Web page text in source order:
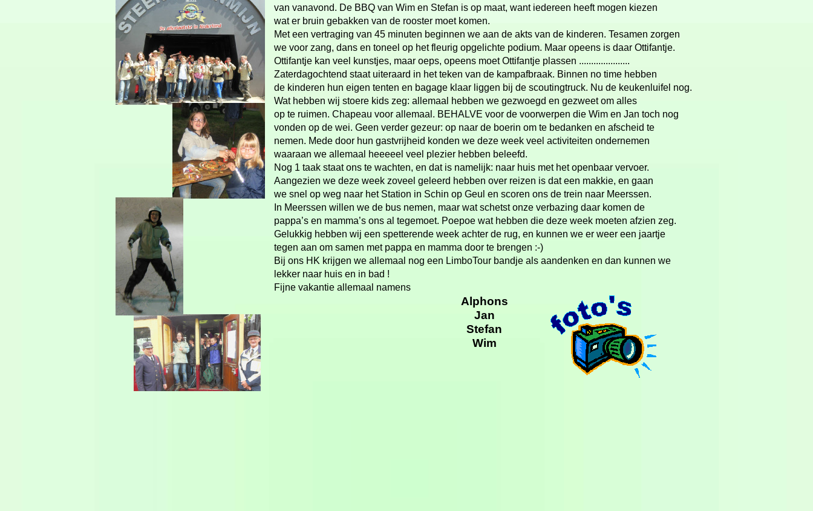
van vanavond. De BBQ van Wim en Stefan is op maat, want iedereen heeft mogen kiezen
wat er bruin gebakken van de rooster moet komen.
Met een vertraging van 45 minuten beginnen we aan de akts van de kinderen. Tesamen zorgen
we voor zang, dans en toneel op het fleurig opgelichte podium. Maar opeens is daar Ottifantje.
Ottifantje kan veel kunstjes, maar oeps, opeens moet Ottifantje plassen .....................
Zaterdagochtend staat uiteraard in het teken van de kampafbraak. Binnen no time hebben
de kinderen hun eigen tenten en bagage klaar liggen bij de scoutingtruck. Nu de keukenluifel nog.
Wat hebben wij stoere kids zeg: allemaal hebben we gezwoegd en gezweet om alles
op te ruimen. Chapeau voor allemaal. BEHALVE voor de voorwerpen die Wim en Jan toch nog
vonden op de wei. Geen verder gezeur: op naar de boerin om te bedanken en afscheid te
nemen. Mede door hun gastvrijheid konden we deze week veel activiteiten ondernemen
waaraan we allemaal heeeeel veel plezier hebben beleefd.
Nog 1 taak staat ons te wachten, en dat is namelijk: naar huis met het openbaar vervoer.
Aangezien we deze week zoveel geleerd hebben over reizen is dat een makkie, en gaan
we snel op weg naar het Station in Schin op Geul en scoren ons de trein naar Meerssen.
In Meerssen willen we de bus nemen, maar wat schetst onze verbazing daar komen de
pappa’s en mamma’s ons al tegemoet. Poepoe wat hebben die deze week moeten afzien zeg.
Gelukkig hebben wij een spetterende week achter de rug, en kunnen we er weer een jaartje
tegen aan om samen met pappa en mamma door te brengen :-)
Bij ons HK krijgen we allemaal nog een LimboTour bandje als aandenken en dan kunnen we
lekker naar huis en in bad !
Fijne vakantie allemaal namens
Alphons
Jan
Stefan
Wim